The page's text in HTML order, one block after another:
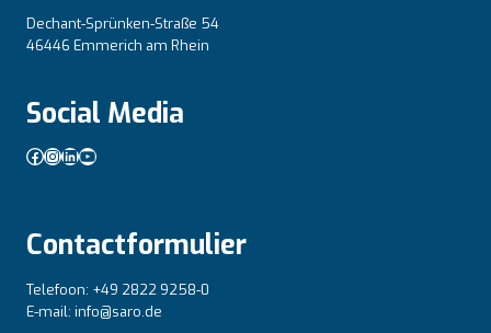
Dechant-Sprünken-Straße 54
46446 Emmerich am Rhein
Social Media
Facebook
Instagram
LinkedIn
YouTube
Contactformulier
Telefoon: +49 2822 9258-0
E-mail: info@saro.de